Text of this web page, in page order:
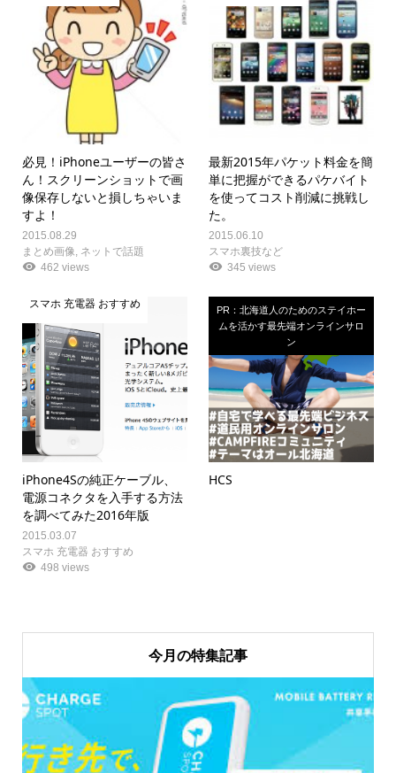
必見！iPhoneユーザーの皆さ
ん！スクリーンショットで画
像保存しないと損しちゃいま
すよ！
2015.08.29
まとめ画像, ネットで話題
462 views
最新2015年パケット料金を簡
単に把握ができるパケバイト
を使ってコスト削減に挑戦し
た。
2015.06.10
スマホ裏技など
345 views
スマホ 充電器 おすすめ
iPhone4Sの純正ケーブル、
電源コネクタを入手する方法
を調べてみた2016年版
2015.03.07
スマホ 充電器 おすすめ
498 views
PR：北海道人のためのステイホー
ムを活かす最先端オンラインサロ
ン
HCS
今月の特集記事